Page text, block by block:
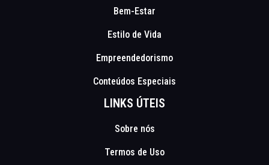
Bem-Estar
Estilo de Vida
Empreendedorismo
Conteúdos Especiais
LINKS ÚTEIS
Sobre nós
Termos de Uso